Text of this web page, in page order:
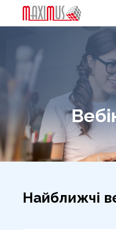
Найближчі